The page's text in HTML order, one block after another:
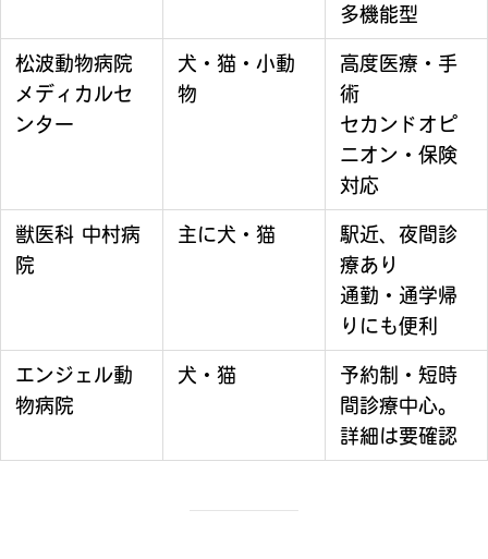
多機能型
松波動物病院
メディカルセ
ンター
犬・猫・小動
物
高度医療・手
術
セカンドオピ
ニオン・保険
対応
獣医科 中村病
院
主に犬・猫
駅近、夜間診
療あり
通勤・通学帰
りにも便利
エンジェル動
物病院
犬・猫
予約制・短時
間診療中心。
詳細は要確認